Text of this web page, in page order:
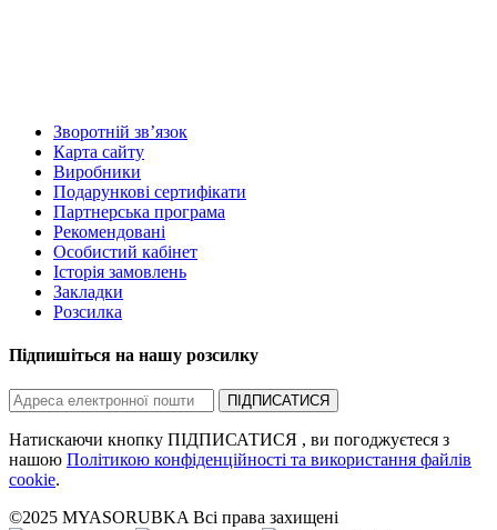
Зворотній зв’язок
Карта сайту
Виробники
Подарункові сертифікати
Партнерська програма
Рекомендовані
Особистий кабінет
Історія замовлень
Закладки
Розсилка
Підпишіться на нашу розсилку
ПІДПИСАТИСЯ
Натискаючи кнопку ПІДПИСАТИСЯ , ви погоджуєтеся з
нашою Політикою конфіденційності та використання файлів
cookie.
©2025 MYASORUBKA Всі права захищені